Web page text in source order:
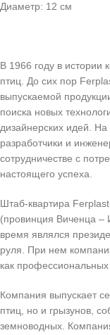
Диаметр: 12 см
В 1966 году в истории
птиц. До сих пор
выпускаемой
поиска новых
дизайнерских идей.
разработчики и
сотрудничестве с
настоящего успеха.
Штаб-квартира
(провинция Виченца –
время являлся
руля. При нем
как
Компания выпускает
птиц, но и грызунов,
земноводных.